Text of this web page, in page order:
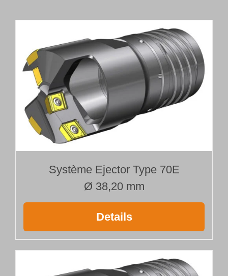
Système Ejector Type 70E
Ø 38,20 mm
Details